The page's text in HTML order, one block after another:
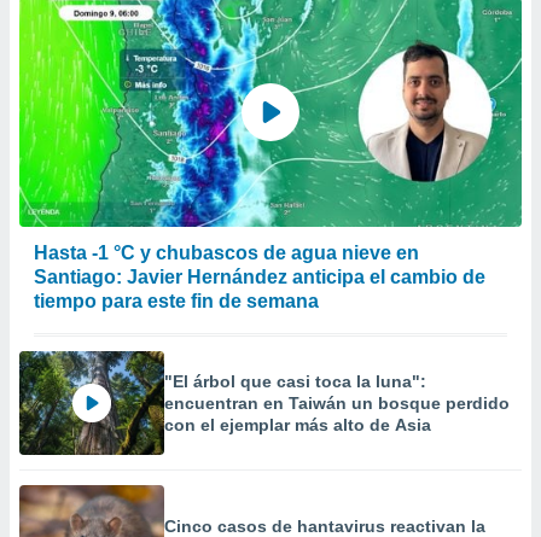
Hasta -1 °C y chubascos de agua nieve en
Santiago: Javier Hernández anticipa el cambio de
tiempo para este fin de semana
"El árbol que casi toca la luna":
encuentran en Taiwán un bosque perdido
con el ejemplar más alto de Asia
Cinco casos de hantavirus reactivan la